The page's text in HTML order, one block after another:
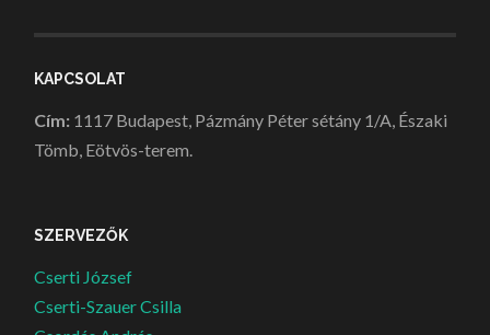
KAPCSOLAT
Cím: 1117 Budapest, Pázmány Péter sétány 1/A, Északi
Tömb, Eötvös-terem.
SZERVEZŐK
Cserti József
Cserti-Szauer Csilla